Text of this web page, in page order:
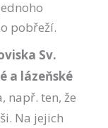
pobřeží.
Sv.
a lázeňské
např. ten, že
Na jejich